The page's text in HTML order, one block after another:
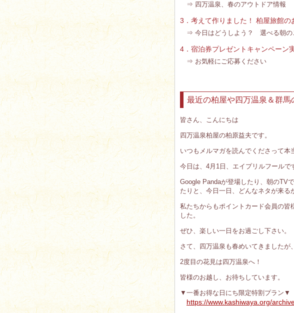
⇒ 四万温泉、春のアウトドア情報
3．考えて作りました！ 柏屋旅館の
⇒ 今日はどうしよう？ 選べる朝の
4．宿泊券プレゼントキャンペーン
⇒ お気軽にご応募ください
最近の柏屋や四万温泉＆群馬
皆さん、こんにちは
四万温泉柏屋の柏原益夫です。
いつもメルマガを読んでくださって本
今日は、4月1日、エイプリルフールで
Google Pandaが登場したり、朝のTV
たりと、今日一日、どんなネタが来
私たちからもポイントカード会員の皆
した。
ぜひ、楽しい一日をお過ごし下さい。
さて、四万温泉も春めいてきましたが
2度目の花見は四万温泉へ！
皆様のお越し、お待ちしています。
▼一番お得な日にち限定特割プラン▼
https://www.kashiwaya.org/